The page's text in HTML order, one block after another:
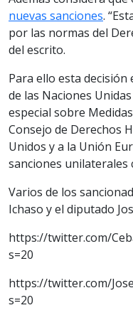
nuevas sanciones.
por las normas del
del escrito.
Para ello esta decisión
de las Naciones
especial sobre
Consejo de Derechos
Unidos y a la Unión
sanciones unilaterales
Varios de los
Ichaso y el diputado
https://twitter.com/
s=20
https://twitter.com/
s=20